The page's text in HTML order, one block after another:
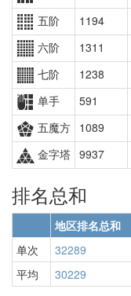
五阶
1194
六阶
1311
七阶
1238
单手
591
五魔方 1089
金字塔 9937
排名总和
地区排名总和
单次
32289
平均
30229